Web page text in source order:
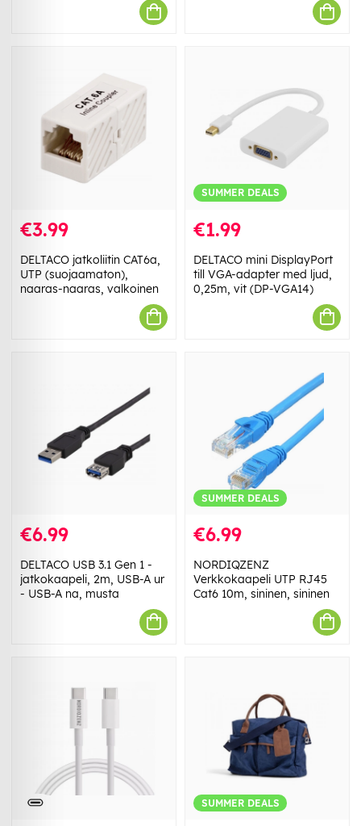
€3.99
DELTACO jatkoliitin CAT6a,
UTP (suojaamaton),
naaras-naaras, valkoinen
SUMMER DEALS
€1.99
DELTACO mini DisplayPort
till VGA-adapter med ljud,
0,25m, vit (DP-VGA14)
€6.99
DELTACO USB 3.1 Gen 1 -
jatkokaapeli, 2m, USB-A ur
- USB-A na, musta
SUMMER DEALS
€6.99
NORDIQZENZ
Verkkokaapeli UTP RJ45
Cat6 10m, sininen, sininen
SUMMER DEALS